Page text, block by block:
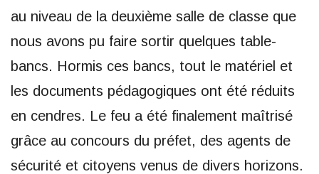
au niveau de la deuxième salle de classe que
nous avons pu faire sortir quelques table-
bancs. Hormis ces bancs, tout le matériel et
les documents pédagogiques ont été réduits
en cendres. Le feu a été finalement maîtrisé
grâce au concours du préfet, des agents de
sécurité et citoyens venus de divers horizons.